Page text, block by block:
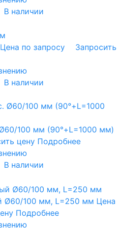
В наличии
Цена по запросу
Запросить
В наличии
100 мм (90°+L=1000 мм)
цену Подробнее
В наличии
Ø60/100 мм, L=250 мм Цена
Подробнее